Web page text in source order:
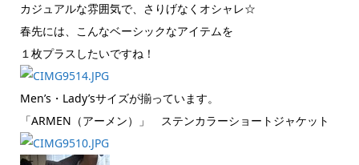
カジュアルな雰囲気で、さりげなくオシャレ☆
春先には、こんなベーシックなアイテムを
１枚プラスしたいですね！
Men’s・Lady’sサイズが揃っています。
「ARMEN（アーメン）」 ステンカラーショートジャケット